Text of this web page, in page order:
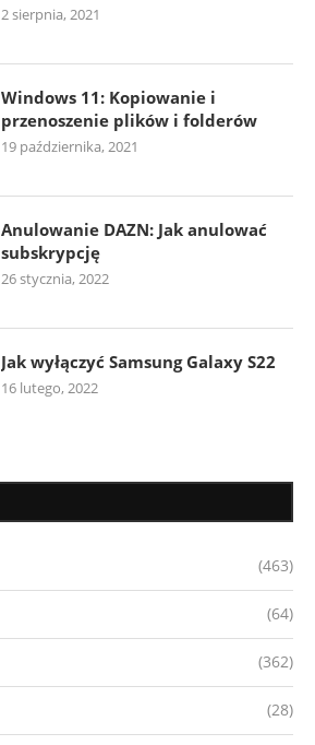
2 sierpnia, 2021
Windows 11: Kopiowanie i
przenoszenie plików i folderów
19 października, 2021
Anulowanie DAZN: Jak anulować
subskrypcję
26 stycznia, 2022
Jak wyłączyć Samsung Galaxy S22
16 lutego, 2022
(463)
(64)
(362)
(28)